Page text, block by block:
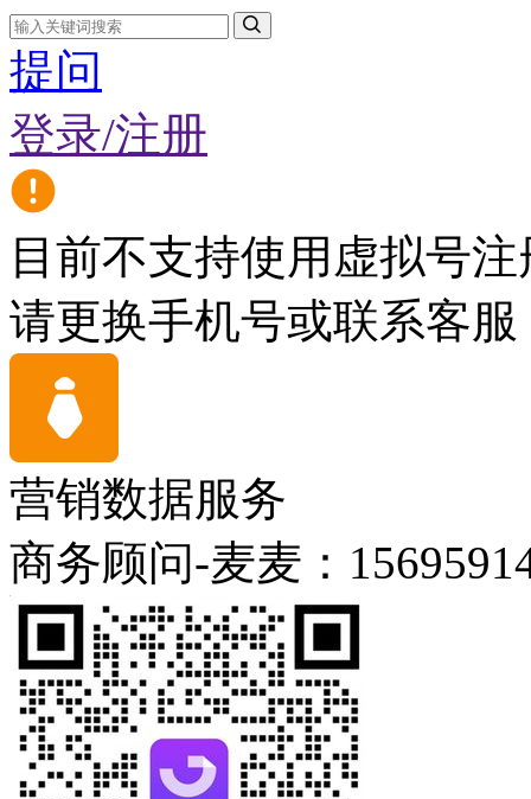
提问
登录/注册
目前不支持使用虚拟号注
请更换手机号或联系客服
营销数据服务
商务顾问-麦麦：